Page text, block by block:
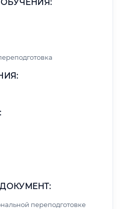
переподготовке